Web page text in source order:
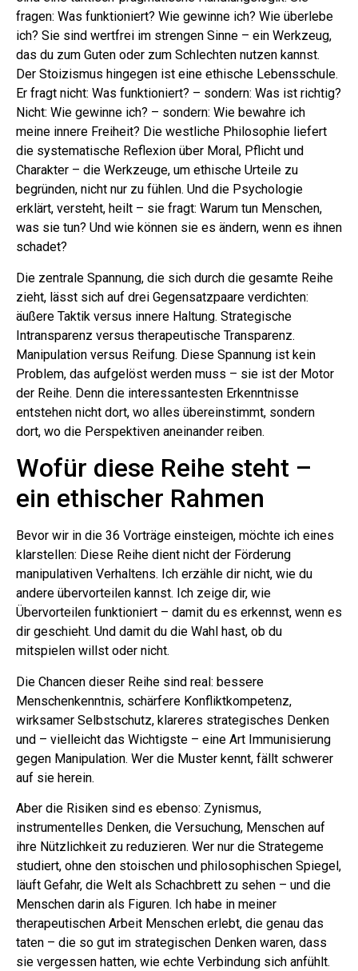
fragen: Was funktioniert? Wie gewinne ich? Wie überlebe
ich? Sie sind wertfrei im strengen Sinne – ein Werkzeug,
das du zum Guten oder zum Schlechten nutzen kannst.
Der Stoizismus hingegen ist eine ethische Lebensschule.
Er fragt nicht: Was funktioniert? – sondern: Was ist richtig?
Nicht: Wie gewinne ich? – sondern: Wie bewahre ich
meine innere Freiheit? Die westliche Philosophie liefert
die systematische Reflexion über Moral, Pflicht und
Charakter – die Werkzeuge, um ethische Urteile zu
begründen, nicht nur zu fühlen. Und die Psychologie
erklärt, versteht, heilt – sie fragt: Warum tun Menschen,
was sie tun? Und wie können sie es ändern, wenn es ihnen
schadet?
Die zentrale Spannung, die sich durch die gesamte Reihe
zieht, lässt sich auf drei Gegensatzpaare verdichten:
äußere Taktik versus innere Haltung. Strategische
Intransparenz versus therapeutische Transparenz.
Manipulation versus Reifung. Diese Spannung ist kein
Problem, das aufgelöst werden muss – sie ist der Motor
der Reihe. Denn die interessantesten Erkenntnisse
entstehen nicht dort, wo alles übereinstimmt, sondern
dort, wo die Perspektiven aneinander reiben.
Wofür diese Reihe steht –
ein ethischer Rahmen
Bevor wir in die 36 Vorträge einsteigen, möchte ich eines
klarstellen: Diese Reihe dient nicht der Förderung
manipulativen Verhaltens. Ich erzähle dir nicht, wie du
andere übervorteilen kannst. Ich zeige dir, wie
Übervorteilen funktioniert – damit du es erkennst, wenn es
dir geschieht. Und damit du die Wahl hast, ob du
mitspielen willst oder nicht.
Die Chancen dieser Reihe sind real: bessere
Menschenkenntnis, schärfere Konfliktkompetenz,
wirksamer Selbstschutz, klareres strategisches Denken
und – vielleicht das Wichtigste – eine Art Immunisierung
gegen Manipulation. Wer die Muster kennt, fällt schwerer
auf sie herein.
Aber die Risiken sind es ebenso: Zynismus,
instrumentelles Denken, die Versuchung, Menschen auf
ihre Nützlichkeit zu reduzieren. Wer nur die Strategeme
studiert, ohne den stoischen und philosophischen Spiegel,
läuft Gefahr, die Welt als Schachbrett zu sehen – und die
Menschen darin als Figuren. Ich habe in meiner
therapeutischen Arbeit Menschen erlebt, die genau das
taten – die so gut im strategischen Denken waren, dass
sie vergessen hatten, wie echte Verbindung sich anfühlt.